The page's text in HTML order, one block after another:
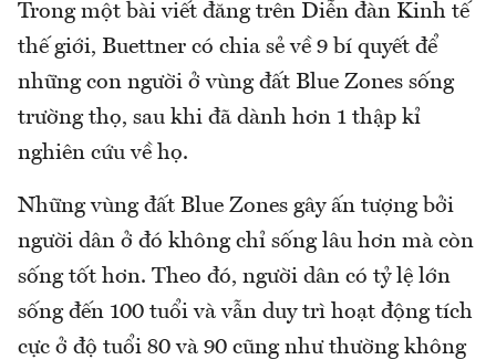
Trong một bài viết đăng trên Diễn đàn Kinh tế
thế giới, Buettner có chia sẻ về 9 bí quyết để
những con người ở vùng đất Blue Zones sống
trường thọ, sau khi đã dành hơn 1 thập kỉ
nghiên cứu về họ.
Những vùng đất Blue Zones gây ấn tượng bởi
người dân ở đó không chỉ sống lâu hơn mà còn
sống tốt hơn. Theo đó, người dân có tỷ lệ lớn
sống đến 100 tuổi và vẫn duy trì hoạt động tích
cực ở độ tuổi 80 và 90 cũng như thường không